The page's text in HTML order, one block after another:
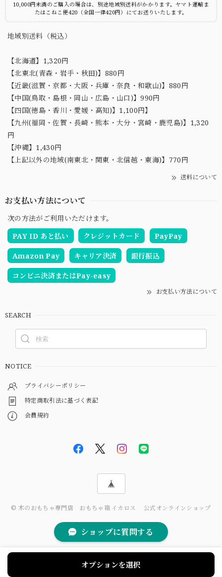
10,000円未満のご購入の場合は、別途地域別送料がかかります。ヤマト運輸ま
たはこねこ便420（全国一律420円）にてお送りいたします。
地域別送料（税込）
【北海道】1,320円
【北東北(青森・岩手・秋田)】880円
【近畿(滋賀・京都・大阪・兵庫・奈良・和歌山)】880円
【中国(鳥取・島根・岡山・広島・山口)】990円
【四国(徳島・香川・愛媛・高知)】1,100円】
【九州(福岡・佐賀・長崎・熊本・大分・宮崎・鹿児島)】1,320
円
【沖縄】1,430円
【上記以外の地域(南東北・関東・北信越・東海)】770円
送料について
お支払い方法について
次の方法がご利用いただけます。
PAY ID あと払い
クレジットカード PayPay
Amazon Pay キャリア決済 銀行振込
コンビニ決済またはPay-easy
お支払い方法について
SEARCH
NOTICE
プライバシーポリシー
特定商取引法に基づく表記
会員規約
© 木のおもちゃ専門店 おもちゃ箱 イカロス 公式オンラインショップ
オプションを選択
ショップに質問する